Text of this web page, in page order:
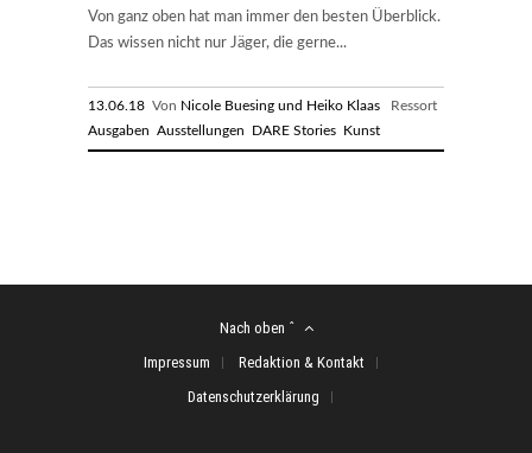
Von ganz oben hat man immer den besten Überblick.
Das wissen nicht nur Jäger, die gerne...
13.06.18 Von Nicole Buesing und Heiko Klaas Ressort
Ausgaben Ausstellungen DARE Stories Kunst
Nach oben ˆ
Impressum
Redaktion & Kontakt
Datenschutzerklärung